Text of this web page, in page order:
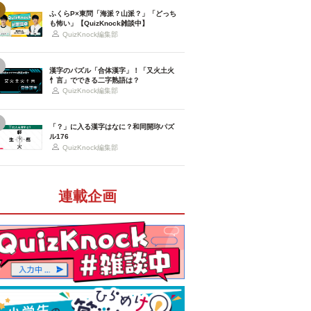
ふくらP×東問「海派？山派？」「どっち
も怖い」【QuizKnock雑談中】
QuizKnock編集部
漢字のパズル「合体漢字」！「又火土火
忄言」でできる二字熟語は？
QuizKnock編集部
「？」に入る漢字はなに？和同開珎パズ
ル176
QuizKnock編集部
連載企画